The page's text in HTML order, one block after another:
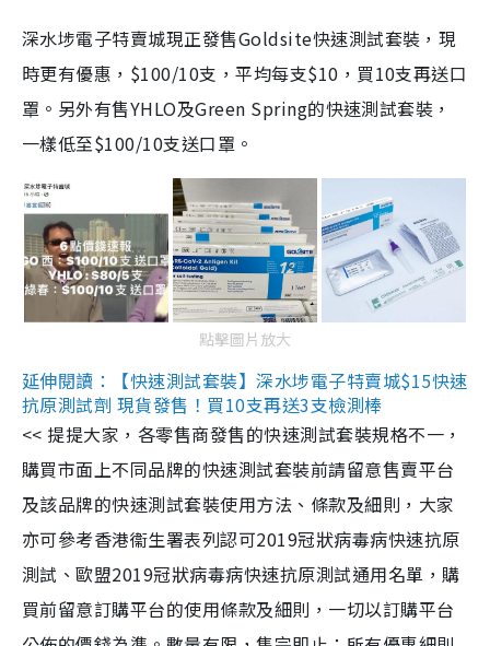
深水埗電子特賣城現正發售Goldsite快速測試套裝，現
時更有優惠，$100/10支，平均每支$10，買10支再送口
罩。另外有售YHLO及Green Spring的快速測試套裝，
一樣低至$100/10支送口罩。
點擊圖片放大
延伸閱讀：【快速測試套裝】深水埗電子特賣城$15快速
抗原測試劑 現貨發售！買10支再送3支檢測棒
<< 提提大家，各零售商發售的快速測試套裝規格不一，
購買市面上不同品牌的快速測試套裝前請留意售賣平台
及該品牌的快速測試套裝使用方法、條款及細則，大家
亦可參考香港衞生署表列認可2019冠狀病毒病快速抗原
測試、歐盟2019冠狀病毒病快速抗原測試通用名單，購
買前留意訂購平台的使用條款及細則，一切以訂購平台